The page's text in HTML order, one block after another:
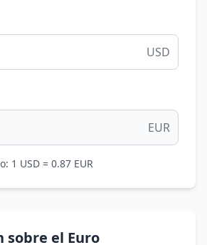
USD
EUR
1 USD = 0.87 EUR
el Euro